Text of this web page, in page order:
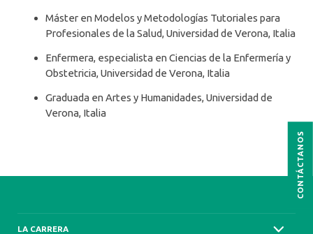
Máster en Modelos y Metodologías Tutoriales para
Profesionales de la Salud, Universidad de Verona, Italia
Enfermera, especialista en Ciencias de la Enfermería y
Obstetricia, Universidad de Verona, Italia
Graduada en Artes y Humanidades, Universidad de
Verona, Italia
CONTÁCTANOS
LA CARRERA